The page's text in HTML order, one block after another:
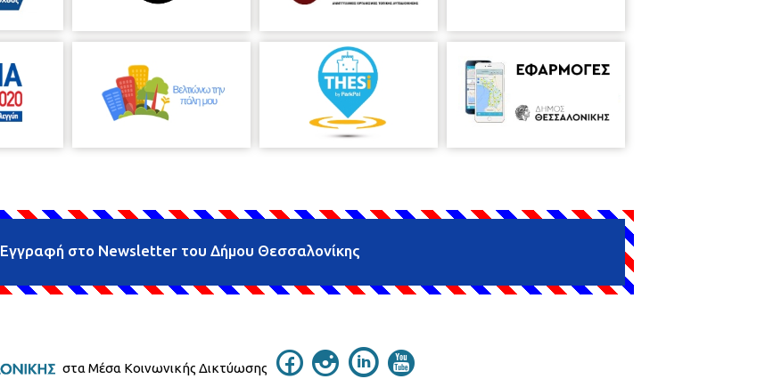
Εγγραφή στο Newsletter του Δήμου Θεσσαλονίκης
στα Μέσα Κοινωνικής Δικτύωσης